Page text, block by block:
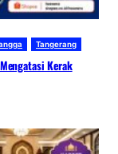
Tangerang
Kerak